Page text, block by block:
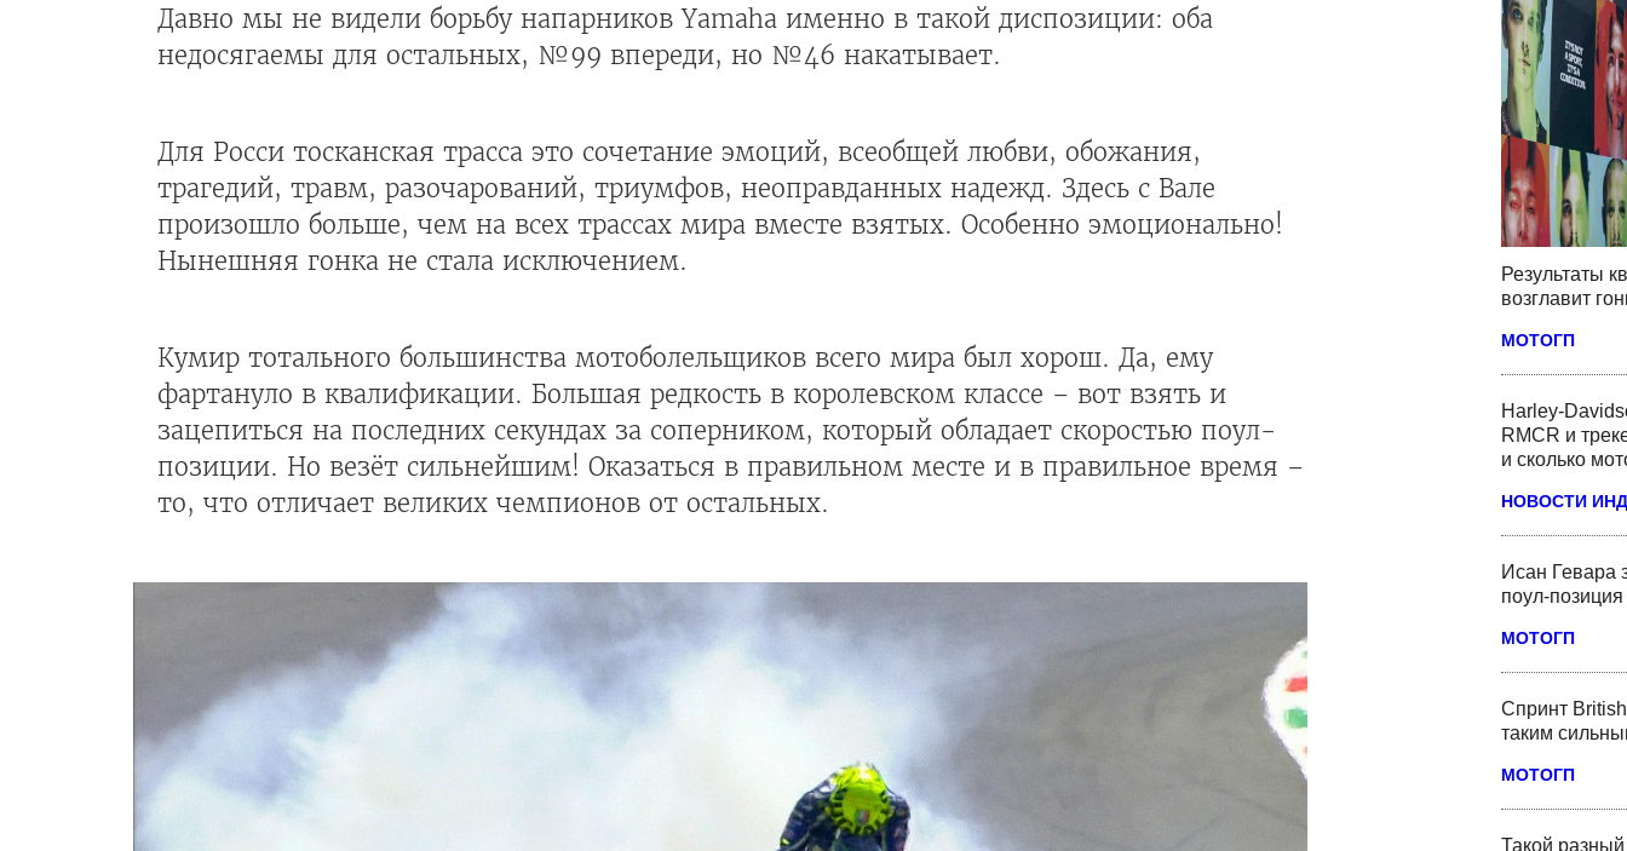
Результаты
возглавит
МОТОГП
Harley-
RMCR и
и сколько
НОВОСТИ
Исан Гевара
поул-
МОТОГП
Спринт
таким
МОТОГП
Такой
Давно мы не видели борьбу напарников Yamaha именно в такой диспозиции: оба
недосягаемы для остальных, №99 впереди, но №46 накатывает.
Для Росси тосканская трасса это сочетание эмоций, всеобщей любви, обожания,
трагедий, травм, разочарований, триумфов, неоправданных надежд. Здесь с Вале
произошло больше, чем на всех трассах мира вместе взятых. Особенно эмоционально!
Нынешняя гонка не стала исключением.
Кумир тотального большинства мотоболельщиков всего мира был хорош. Да, ему
фартануло в квалификации. Большая редкость в королевском классе – вот взять и
зацепиться на последних секундах за соперником, который обладает скоростью поул-
позиции. Но везёт сильнейшим! Оказаться в правильном месте и в правильное время –
то, что отличает великих чемпионов от остальных.